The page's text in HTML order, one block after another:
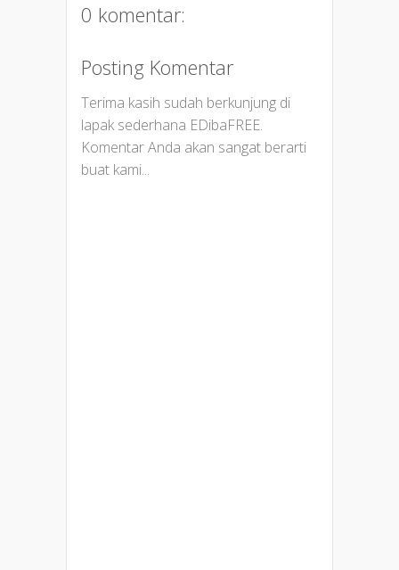
0 komentar:
Posting Komentar
Terima kasih sudah berkunjung di
lapak sederhana EDibaFREE.
Komentar Anda akan sangat berarti
buat kami...